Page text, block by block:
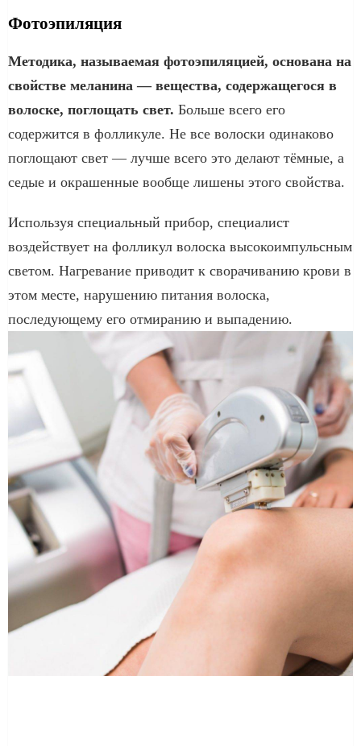
Фотоэпиляция
Методика, называемая фотоэпиляцией, основана на
свойстве меланина — вещества, содержащегося в
волоске, поглощать свет. Больше всего его
содержится в фолликуле. Не все волоски одинаково
поглощают свет — лучше всего это делают тёмные, а
седые и окрашенные вообще лишены этого свойства.
Используя специальный прибор, специалист
воздействует на фолликул волоска высокоимпульсным
светом. Нагревание приводит к сворачиванию крови в
этом месте, нарушению питания волоска,
последующему его отмиранию и выпадению.